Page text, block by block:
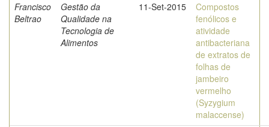
Francisco
Beltrao
Gestão da
Qualidade na
Tecnologia de
Alimentos
11-Set-2015
Compostos
fenólicos e
atividade
antibacteriana
de extratos de
folhas de
jambeiro
vermelho
(Syzygium
malaccense)